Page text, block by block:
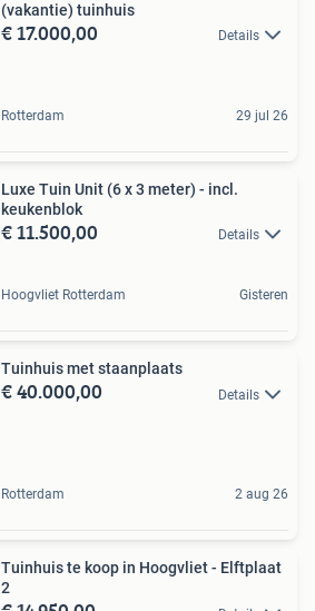
(vakantie) tuinhuis
€ 17.000,00 Details
Rotterdam 29 jul 26
Luxe Tuin Unit (6 x 3 meter) - incl.
keukenblok
€ 11.500,00 Details
Hoogvliet Rotterdam Gisteren
Tuinhuis met staanplaats
€ 40.000,00 Details
Rotterdam 2 aug 26
Tuinhuis te koop in Hoogvliet - Elftplaat
2